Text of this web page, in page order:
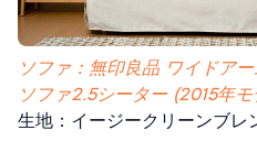
ソファ：無印良品 ワイドア
ソファ2.5シーター (2015年モ
生地：イージークリーンブレ